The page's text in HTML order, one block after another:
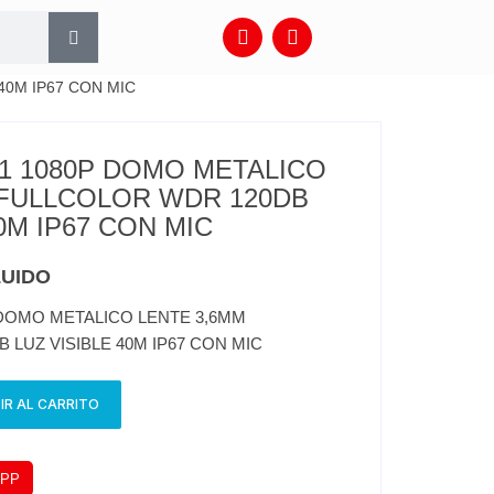
IP67 CON MIC
1080P DOMO METALICO
WDR 120DB
IP67 CON MIC
METALICO LENTE 3,6MM
LUZ VISIBLE 40M IP67 CON MIC
AL CARRITO